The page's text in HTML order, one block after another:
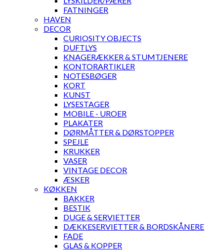
FATNINGER
HAVEN
DECOR
CURIOSITY OBJECTS
DUFTLYS
KNAGERÆKKER & STUMTJENERE
KONTORARTIKLER
NOTESBØGER
KORT
KUNST
LYSESTAGER
MOBILE - UROER
PLAKATER
DØRMÅTTER & DØRSTOPPER
SPEJLE
KRUKKER
VASER
VINTAGE DECOR
ÆSKER
KØKKEN
BAKKER
BESTIK
DUGE & SERVIETTER
DÆKKESERVIETTER & BORDSKÅNERE
FADE
GLAS & KOPPER